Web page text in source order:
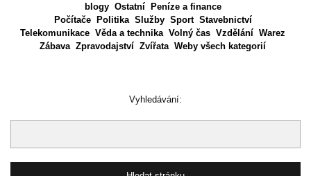
blogy Ostatní
Peníze a finance
Počítače
Politika Služby Sport Stavebnictví
Telekomunikace Věda a technika Volný čas Vzdělání Warez
Zábava Zpravodajství Zvířata Weby všech kategorií
Vyhledávání: